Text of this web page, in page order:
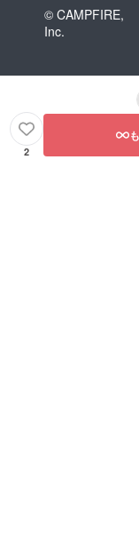
© CAMPFIRE,
Inc.
2